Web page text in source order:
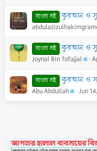
বাংলা বই কুরআন ও
বাংলা বই কুরআন ও
Joynal Bin Tofajjal
বাংলা বই কুরআন ও
Abu Abdullah Jun